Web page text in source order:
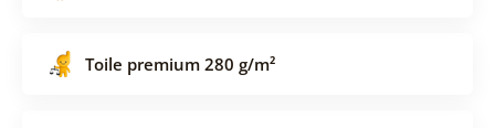
Toile premium 280 g/m²